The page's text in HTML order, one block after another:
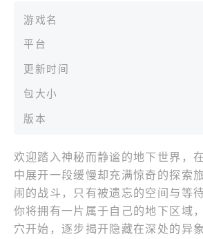
游戏名
平台
更新时间
包大小
版本
欢迎踏入神秘而静谧的地下世界，
中展开一段缓慢却充满惊奇的探索
闹的战斗，只有被遗忘的空间与等
你将拥有一片属于自己的地下区域
穴开始，逐步揭开隐藏在深处的异